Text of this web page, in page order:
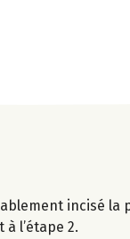
incisé
l’étape 2.